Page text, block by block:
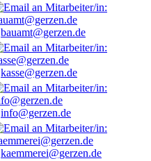
bauamt@gerzen.de
kasse@gerzen.de
info@gerzen.de
kaemmerei@gerzen.de